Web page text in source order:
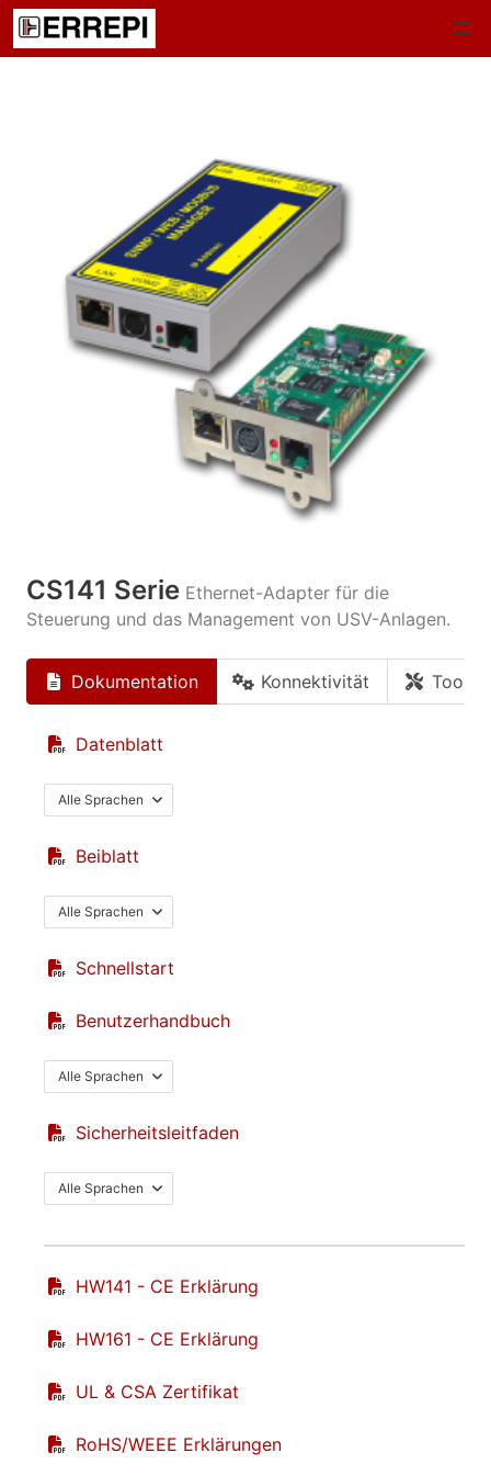
CS141 Serie Ethernet-Adapter für die
Steuerung und das Management von USV-Anlagen.
Dokumentation Konnektivität Tools
Datenblatt
Alle Sprachen
Beiblatt
Alle Sprachen
Schnellstart
Benutzerhandbuch
Alle Sprachen
Sicherheitsleitfaden
Alle Sprachen
HW141 - CE Erklärung
HW161 - CE Erklärung
UL & CSA Zertifikat
RoHS/WEEE Erklärungen